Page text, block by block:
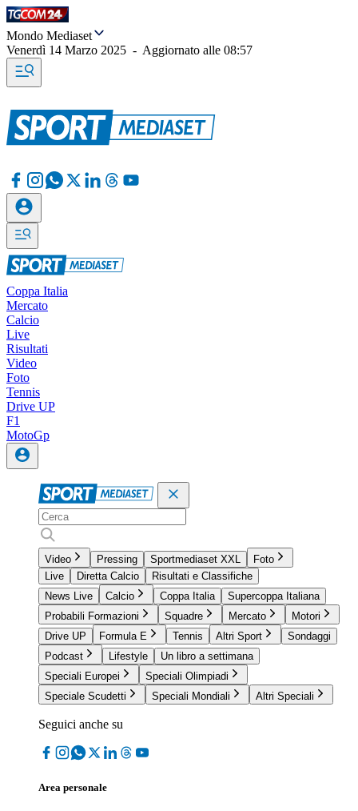
Mondo Mediaset
Venerdì 14 Marzo 2025 - Aggiornato alle 08:57
Coppa Italia
Mercato
Calcio
Live
Risultati
Video
Foto
Tennis
Drive UP
F1
MotoGp
Video Pressing Sportmediaset XXL
Foto
Live
Diretta Calcio
Risultati e Classifiche
News Live
Calcio Coppa Italia
Supercoppa Italiana
Probabili Formazioni
Squadre Mercato
Motori
Drive UP
Formula E Tennis Altri Sport
Sondaggi
Podcast
Lifestyle
Un libro a settimana
Speciali Europei
Speciali Olimpiadi
Speciale Scudetti
Speciali Mondiali Altri Speciali
Seguici anche su
Area personale